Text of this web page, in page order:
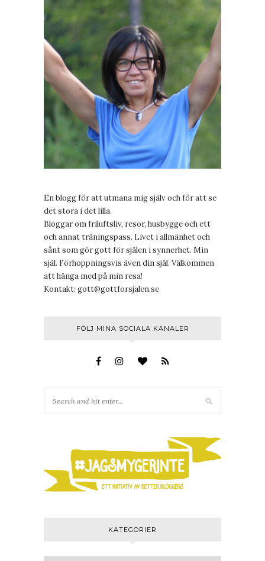
En blogg för att utmana mig själv och för att se
det stora i det lilla.
Bloggar om friluftsliv, resor, husbygge och ett
och annat träningspass. Livet i allmänhet och
sånt som gör gott för själen i synnerhet. Min
själ. Förhoppningsvis även din själ. Välkommen
att hänga med på min resa!
Kontakt: gott@gottforsjalen.se
FÖLJ MINA SOCIALA KANALER
KATEGORIER